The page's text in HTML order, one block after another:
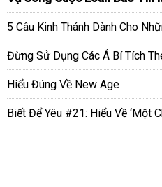
5 Câu Kinh Thánh Dành Cho
Đừng Sử Dụng Các Á Bí Tích
Hiểu Đúng Về New Age
Biết Để Yêu #21: Hiểu Về ‘Một